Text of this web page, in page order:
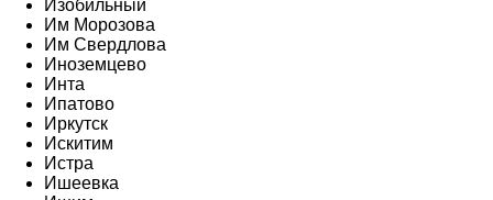
Изобильный
Им Морозова
Им Свердлова
Иноземцево
Инта
Ипатово
Иркутск
Искитим
Истра
Ишеевка